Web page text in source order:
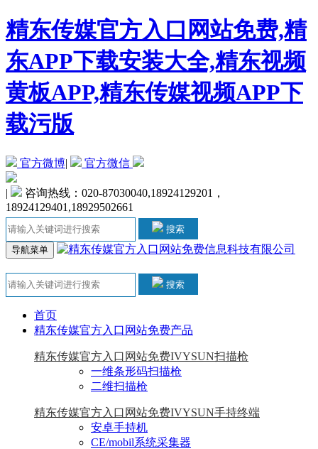
精东传媒官方入口网站免费,精
东APP下载安装大全,精东视频
黄板APP,精东传媒视频APP下
载污版
官方微博| 官方微信
|
咨询热线：020-87030040,18924129201，
18924129401,18929502661
搜索
导航菜单
搜索
首页
精东传媒官方入口网站免费产品
精东传媒官方入口网站免费IVYSUN扫描枪
一维条形码扫描枪
二维扫描枪
精东传媒官方入口网站免费IVYSUN手持终端
安卓手持机
CE/mobil系统采集器